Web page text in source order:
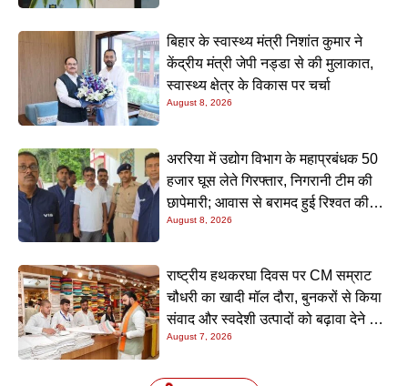
बिहार के स्वास्थ्य मंत्री निशांत कुमार ने
केंद्रीय मंत्री जेपी नड्डा से की मुलाकात,
स्वास्थ्य क्षेत्र के विकास पर चर्चा
August 8, 2026
अररिया में उद्योग विभाग के महाप्रबंधक 50
हजार घूस लेते गिरफ्तार, निगरानी टीम की
छापेमारी; आवास से बरामद हुई रिश्वत की
रकम
August 8, 2026
राष्ट्रीय हथकरघा दिवस पर CM सम्राट
चौधरी का खादी मॉल दौरा, बुनकरों से किया
संवाद और स्वदेशी उत्पादों को बढ़ावा देने की
अपील
August 7, 2026